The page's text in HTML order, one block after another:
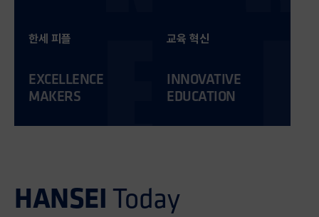
한세 피플
EXCELLENCE
MAKERS
교육 혁신
INNOVATIVE
EDUCATION
HANSEI Today